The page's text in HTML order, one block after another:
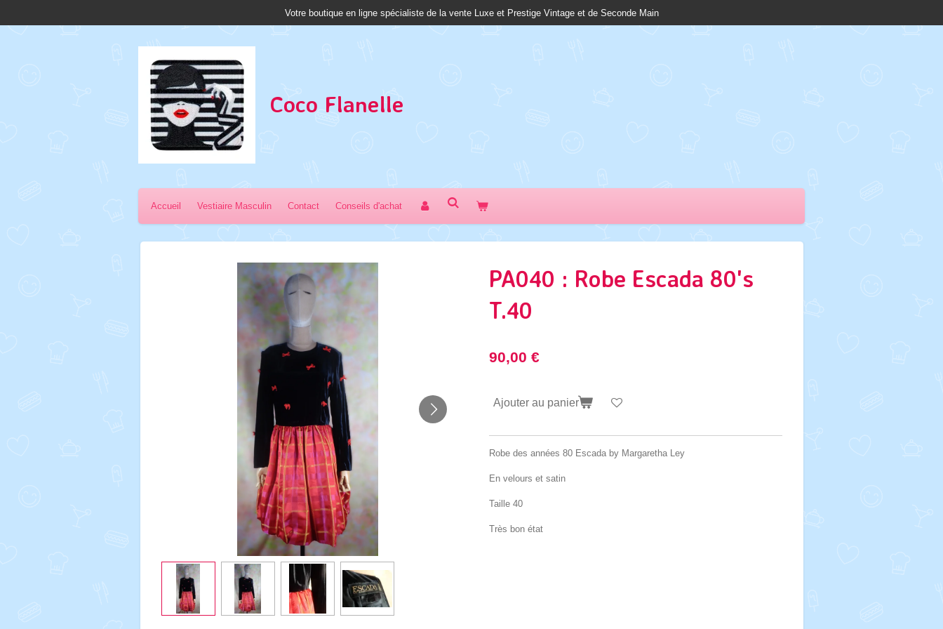
Votre boutique en ligne spécialiste de la vente Luxe et Prestige Vintage et de Seconde Main
Coco Flanelle
Accueil Vestiaire Masculin Contact Conseils d'achat
PA040 : Robe Escada 80's
T.40
90,00 €
Ajouter au panier
Robe des années 80 Escada by Margaretha Ley
En velours et satin
Taille 40
Très bon état